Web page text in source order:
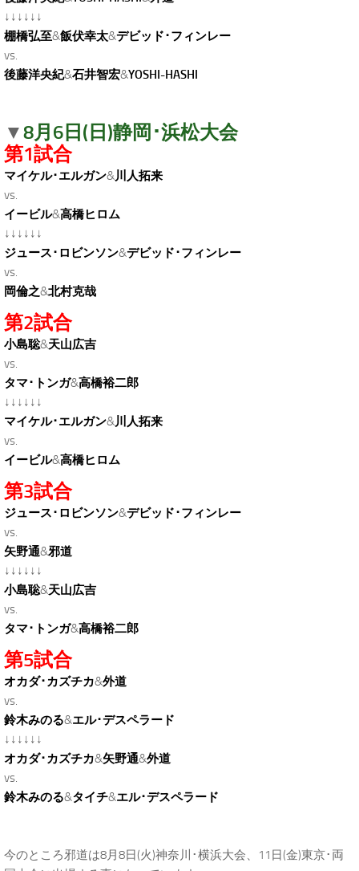
↓↓↓↓↓↓
棚橋弘至&飯伏幸太&デビッド･フィンレー
vs.
後藤洋央紀&石井智宏&YOSHI-HASHI
▼8月6日(日)静岡･浜松大会
第1試合
マイケル･エルガン&川人拓来
vs.
イービル&高橋ヒロム
↓↓↓↓↓↓
ジュース･ロビンソン&デビッド･フィンレー
vs.
岡倫之&北村克哉
第2試合
小島聡&天山広吉
vs.
タマ･トンガ&高橋裕二郎
↓↓↓↓↓↓
マイケル･エルガン&川人拓来
vs.
イービル&高橋ヒロム
第3試合
ジュース･ロビンソン&デビッド･フィンレー
vs.
矢野通&邪道
↓↓↓↓↓↓
小島聡&天山広吉
vs.
タマ･トンガ&高橋裕二郎
第5試合
オカダ･カズチカ&外道
vs.
鈴木みのる&エル･デスペラード
↓↓↓↓↓↓
オカダ･カズチカ&矢野通&外道
vs.
鈴木みのる&タイチ&エル･デスペラード
今のところ邪道は8月8日(火)神奈川･横浜大会、11日(金)東京･両